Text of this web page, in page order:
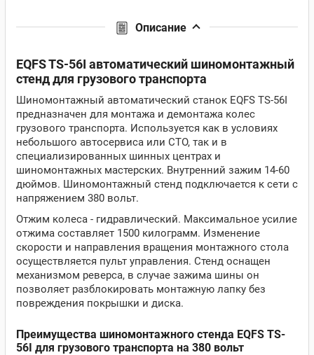
Описание
EQFS TS-56I автоматический шиномонтажный
стенд для грузового транспорта
Шиномонтажный автоматический станок EQFS TS-56I
предназначен для монтажа и демонтажа колес
грузового транспорта. Используется как в условиях
небольшого автосервиса или СТО, так и в
специализированных шинных центрах и
шиномонтажных мастерских. Внутренний зажим 14-60
дюймов. Шиномонтажный стенд подключается к сети с
напряжением 380 вольт.
Отжим колеса - гидравлический. Максимальное усилие
отжима составляет 1500 килограмм. Изменение
скорости и направления вращения монтажного стола
осуществляется пульт управления. Стенд оснащен
механизмом реверса, в случае зажима шины он
позволяет разблокировать монтажную лапку без
повреждения покрышки и диска.
Преимущества шиномонтажного стенда EQFS TS-
56I для грузового транспорта на 380 вольт